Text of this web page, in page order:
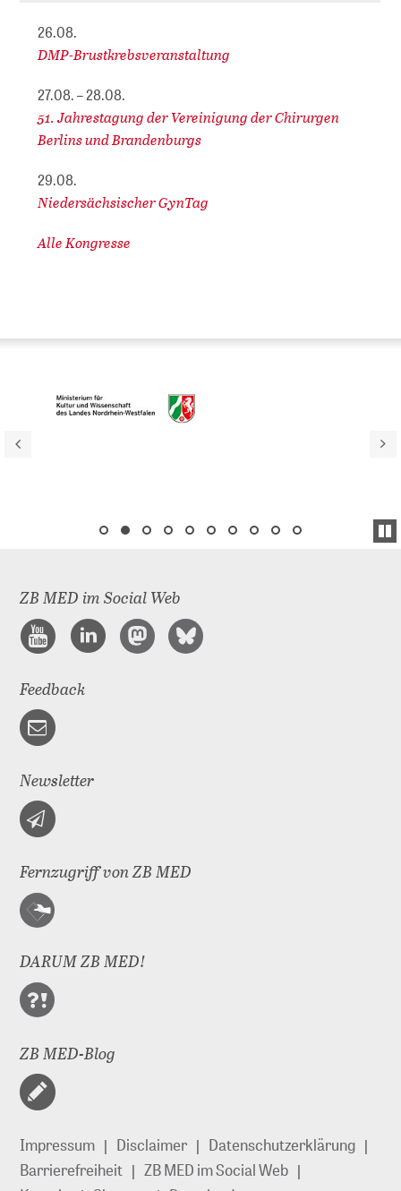
26.08.
DMP-Brustkrebsveranstaltung
27.08. – 28.08.
51. Jahrestagung der Vereinigung der Chirurgen
Berlins und Brandenburgs
29.08.
Niedersächsischer GynTag
Alle Kongresse
ZB MED im Social Web
Feedback
Newsletter
Fernzugriff von ZB MED
DARUM ZB MED!
ZB MED-Blog
Impressum Disclaimer
Datenschutzerklärung
Barrierefreiheit
ZB MED im Social Web